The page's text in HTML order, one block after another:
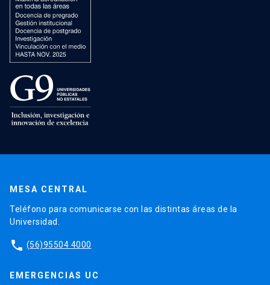
MESA CENTRAL
Teléfono para comunicarse con las distintas áreas de la
Universidad.
phone (56)95504 4000
EMERGENCIAS UC